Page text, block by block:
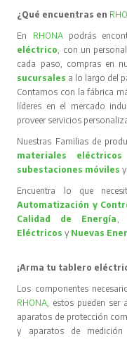
¿Qué encuentras en
En RHONA podrás
eléctrico, con un
cada paso, compras en
sucursales a lo largo del
Contamos con la fábrica
líderes en el mercado
proveer servicios
Nuestras Familias de
materiales eléctricos
subestaciones móvilesy
Encuentra lo que
Automatización y
Calidad de Energía,
Eléctricos y Nuevas
¡Arma tu tablero
Los componentes
RHONA, estos pueden ser
aparatos de protección
y aparatos de